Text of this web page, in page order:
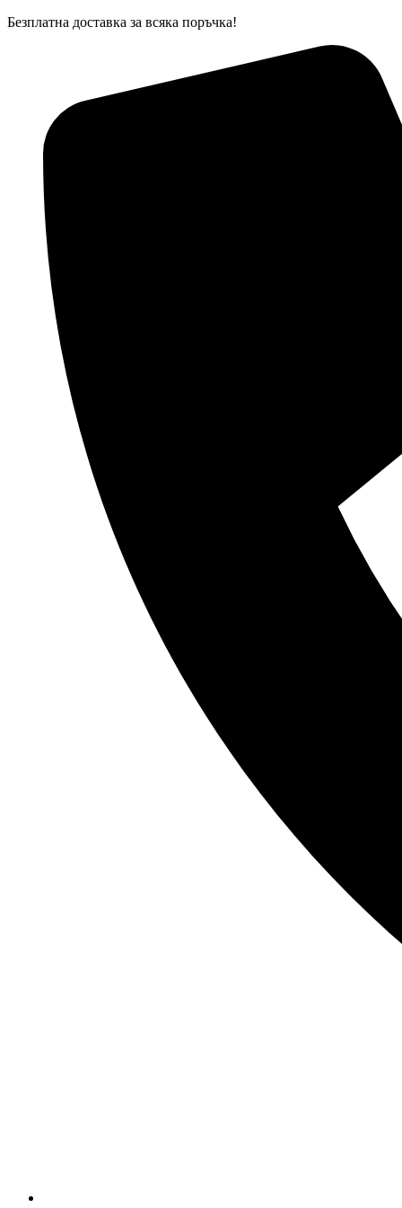
Skip
Безплатна доставка за всяка поръчка!